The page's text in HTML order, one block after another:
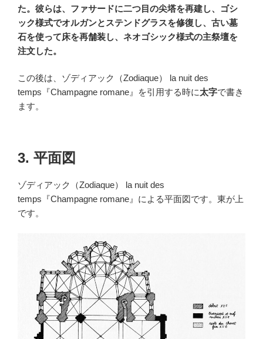
た。彼らは、ファサードに二つ目の尖塔を再建し、ゴシ
ック様式でオルガンとステンドグラスを修復し、古い墓
石を使って床を再舗装し、ネオゴシック様式の主祭壇を
注文した。
この後は、ゾディアック（Zodiaque） la nuit des
temps『Champagne romane』を引用する時に太字で書き
ます。
3. 平面図
ゾディアック（Zodiaque） la nuit des
temps『Champagne romane』による平面図です。東が上
です。